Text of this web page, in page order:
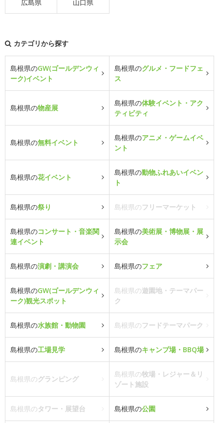
広島県 山口県
カテゴリから探す
島根県のGW(ゴールデンウィ
ーク)イベント
島根県のグルメ・フードフェ
ス
島根県の物産展
島根県の体験イベント・アク
ティビティ
島根県の無料イベント
島根県のアニメ・ゲームイベ
ント
島根県の花イベント
島根県の動物ふれあいイベン
ト
島根県の祭り 島根県のフリーマーケット
島根県のコンサート・音楽関
連イベント
島根県の美術展・博物展・展
示会
島根県の演劇・講演会 島根県のフェア
島根県のGW(ゴールデンウィ
ーク)観光スポット
島根県の遊園地・テーマパー
ク
島根県の水族館・動物園 島根県のフードテーマパーク
島根県の工場見学 島根県のキャンプ場・BBQ場
島根県のグランピング
島根県の牧場・レジャー＆リ
ゾート施設
島根県のタワー・展望台 島根県の公園